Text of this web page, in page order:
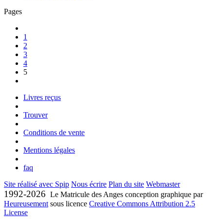
Pages
1
2
3
4
5
Livres reçus
Trouver
Conditions de vente
Mentions légales
faq
Site réalisé avec Spip Nous écrire Plan du site Webmaster
1992-2026 Le Matricule des Anges conception graphique par
Heureusementsous licence Creative Commons Attribution 2.5
License